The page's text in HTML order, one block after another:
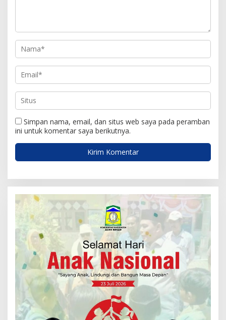
Simpan nama, email, dan situs web saya pada peramban
ini untuk komentar saya berikutnya.